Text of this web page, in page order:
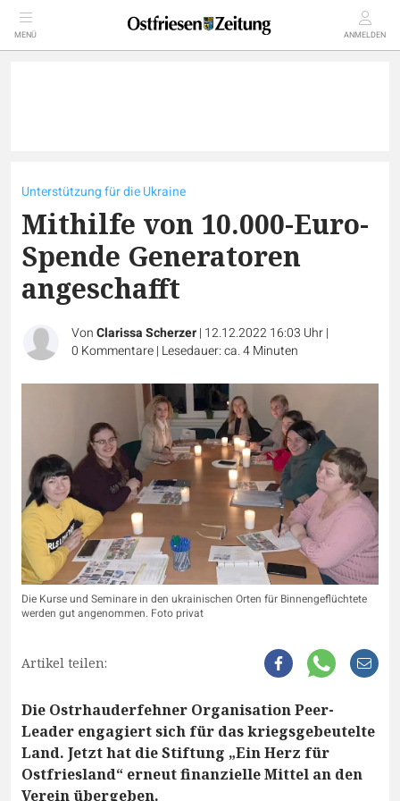
MENÜ ANMELDEN
Unterstützung für die Ukraine
Mithilfe von 10.000-Euro-
Spende Generatoren
angeschafft
VonClarissa Scherzer| 12.12.2022 16:03 Uhr|
0 Kommentare| Lesedauer: ca. 4 Minuten
Die Kurse und Seminare in den ukrainischen Orten für Binnengeflüchtete
werden gut angenommen. Foto privat
Artikel teilen:
Die Ostrhauderfehner Organisation Peer-
Leader engagiert sich für das kriegsgebeutelte
Land. Jetzt hat die Stiftung „Ein Herz für
Ostfriesland“ erneut finanzielle Mittel an den
Verein übergeben.